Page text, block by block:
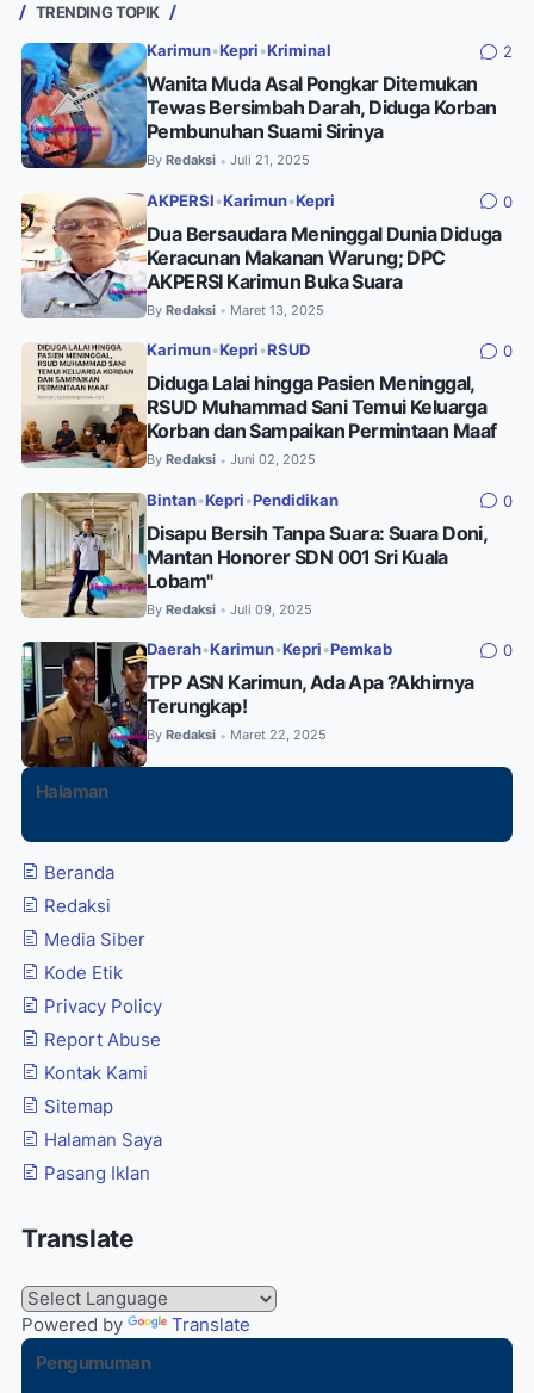
TRENDING TOPIK
Karimun•Kepri •Kriminal 2
Wanita Muda Asal Pongkar Ditemukan
Tewas Bersimbah Darah, Diduga Korban
Pembunuhan Suami Sirinya
By Redaksi • Juli 21, 2025
AKPERSI •Karimun•Kepri 0
Dua Bersaudara Meninggal Dunia Diduga
Keracunan Makanan Warung; DPC
AKPERSI Karimun Buka Suara
By Redaksi • Maret 13, 2025
Karimun•Kepri •RSUD 0
Diduga Lalai hingga Pasien Meninggal,
RSUD Muhammad Sani Temui Keluarga
Korban dan Sampaikan Permintaan Maaf
By Redaksi • Juni 02, 2025
Bintan•Kepri •Pendidikan 0
Disapu Bersih Tanpa Suara: Suara Doni,
Mantan Honorer SDN 001 Sri Kuala
Lobam"
By Redaksi • Juli 09, 2025
Daerah•Karimun•Kepri •Pemkab 0
TPP ASN Karimun, Ada Apa ?Akhirnya
Terungkap!
By Redaksi • Maret 22, 2025
Halaman
Beranda
Redaksi
Media Siber
Kode Etik
Privacy Policy
Report Abuse
Kontak Kami
Sitemap
Halaman Saya
Pasang Iklan
Translate
Powered by
Translate
Pengumuman